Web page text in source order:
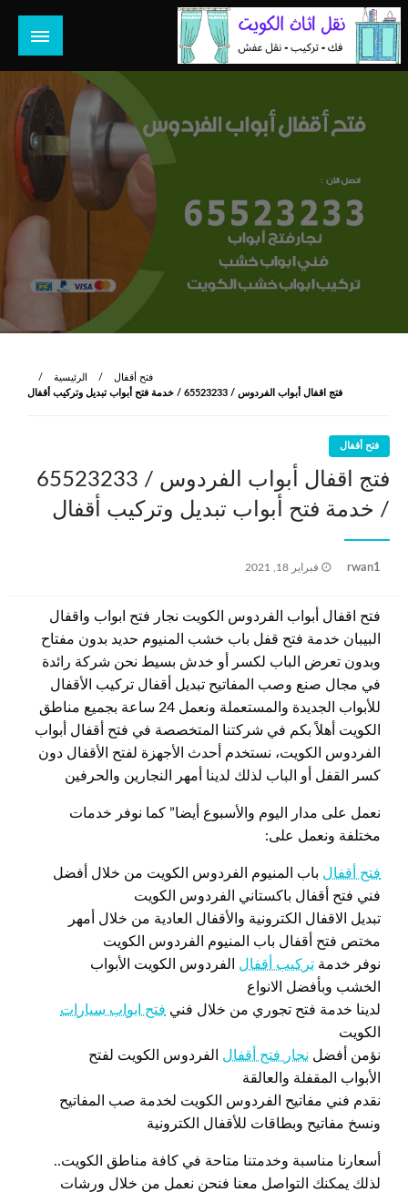
التخطي
إلى
المحتوى
هل تبحث عن أفضل خدمات بالكويت؟ خدمة فك نقل تركيب صيانة
الرئيسية
فتح أقفال
فتج اقفال أبواب الفردوس / 65523233 / خدمة فتح أبواب تبديل وتركيب أقفال
فتح أقفال
فتج اقفال أبواب الفردوس / 65523233
/ خدمة فتح أبواب تبديل وتركيب أقفال
rwan1
نُشر
فبراير 18, 2021
فتح اقفال أبواب الفردوس الكويت نجار فتح ابواب واقفال
البيبان خدمة فتح قفل باب خشب المنيوم حديد بدون مفتاح
وبدون تعرض الباب لكسر أو خدش بسيط نحن شركة رائدة
في مجال صنع وصب المفاتيح تبديل أقفال تركيب الأقفال
للأبواب الجديدة والمستعملة ونعمل 24 ساعة بجميع مناطق
الكويت أهلاً بكم في شركتنا المتخصصة في فتح أقفال أبواب
الفردوس الكويت، نستخدم أحدث الأجهزة لفتح الأقفال دون
كسر القفل أو الباب لذلك لدينا أمهر النجارين والحرفين
نعمل على مدار اليوم والأسبوع أيضا” كما نوفر خدمات
مختلفة ونعمل على:
فتح أقفال باب المنيوم الفردوس الكويت من خلال أفضل
فني فتح أقفال باكستاني الفردوس الكويت
تبديل الاقفال الكترونية والأقفال العادية من خلال أمهر
مختص فتح أقفال باب المنيوم الفردوس الكويت
نوفر خدمة تركيب أقفال الفردوس الكويت الأبواب
الخشب وبأفضل الانواع
لدينا خدمة فتح تجوري من خلال فني فتح ابواب سيارات
الكويت
نؤمن أفضل نجار فتح أقفال الفردوس الكويت لفتح
الأبواب المقفلة والعالقة
نقدم فني مفاتيح الفردوس الكويت لخدمة صب المفاتيح
ونسخ مفاتيح وبطاقات للأقفال الكترونية
أسعارنا مناسبة وخدمتنا متاحة في كافة مناطق الكويت..
لذلك يمكنك التواصل معنا فنحن نعمل من خلال ورشات